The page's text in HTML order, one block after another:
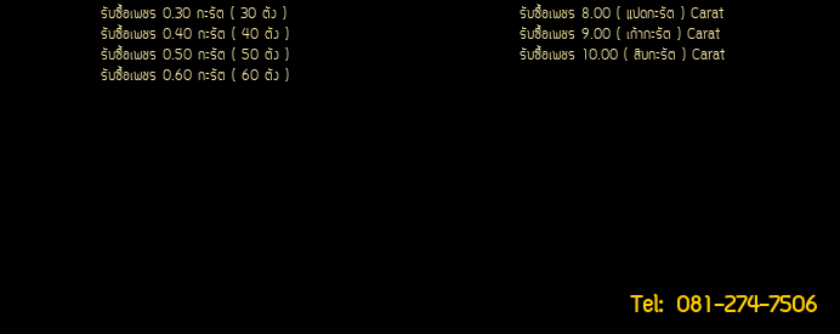
รับซื้อเพชร 0.30 กะรัต ( 30 ตัง )
รับซื้อเพชร 0.40 กะรัต ( 40 ตัง )
รับซื้อเพชร 0.50 กะรัต ( 50 ตัง )
รับซื้อเพชร 0.60 กะรัต ( 60 ตัง )
รับซื้อเพชร 8.00 ( แปดกะรัต ) Carat
รับซื้อเพชร 9.00 ( เก้ากะรัต ) Carat
รับซื้อเพชร 10.00 ( สิบกะรัต ) Carat
Tel: 081-274-7506